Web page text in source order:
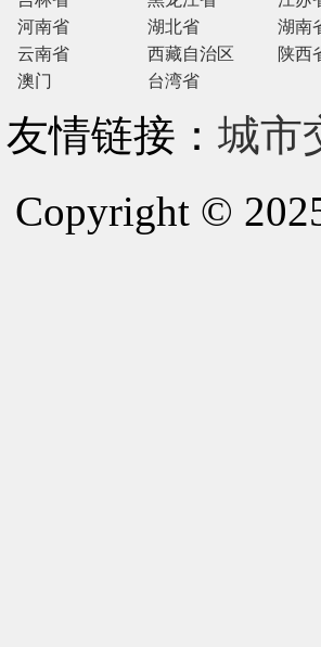
河南省
湖北省 湖南
云南省
西藏自治区 陕西
澳门
台湾省
友情链接： 城市
Copyright ©